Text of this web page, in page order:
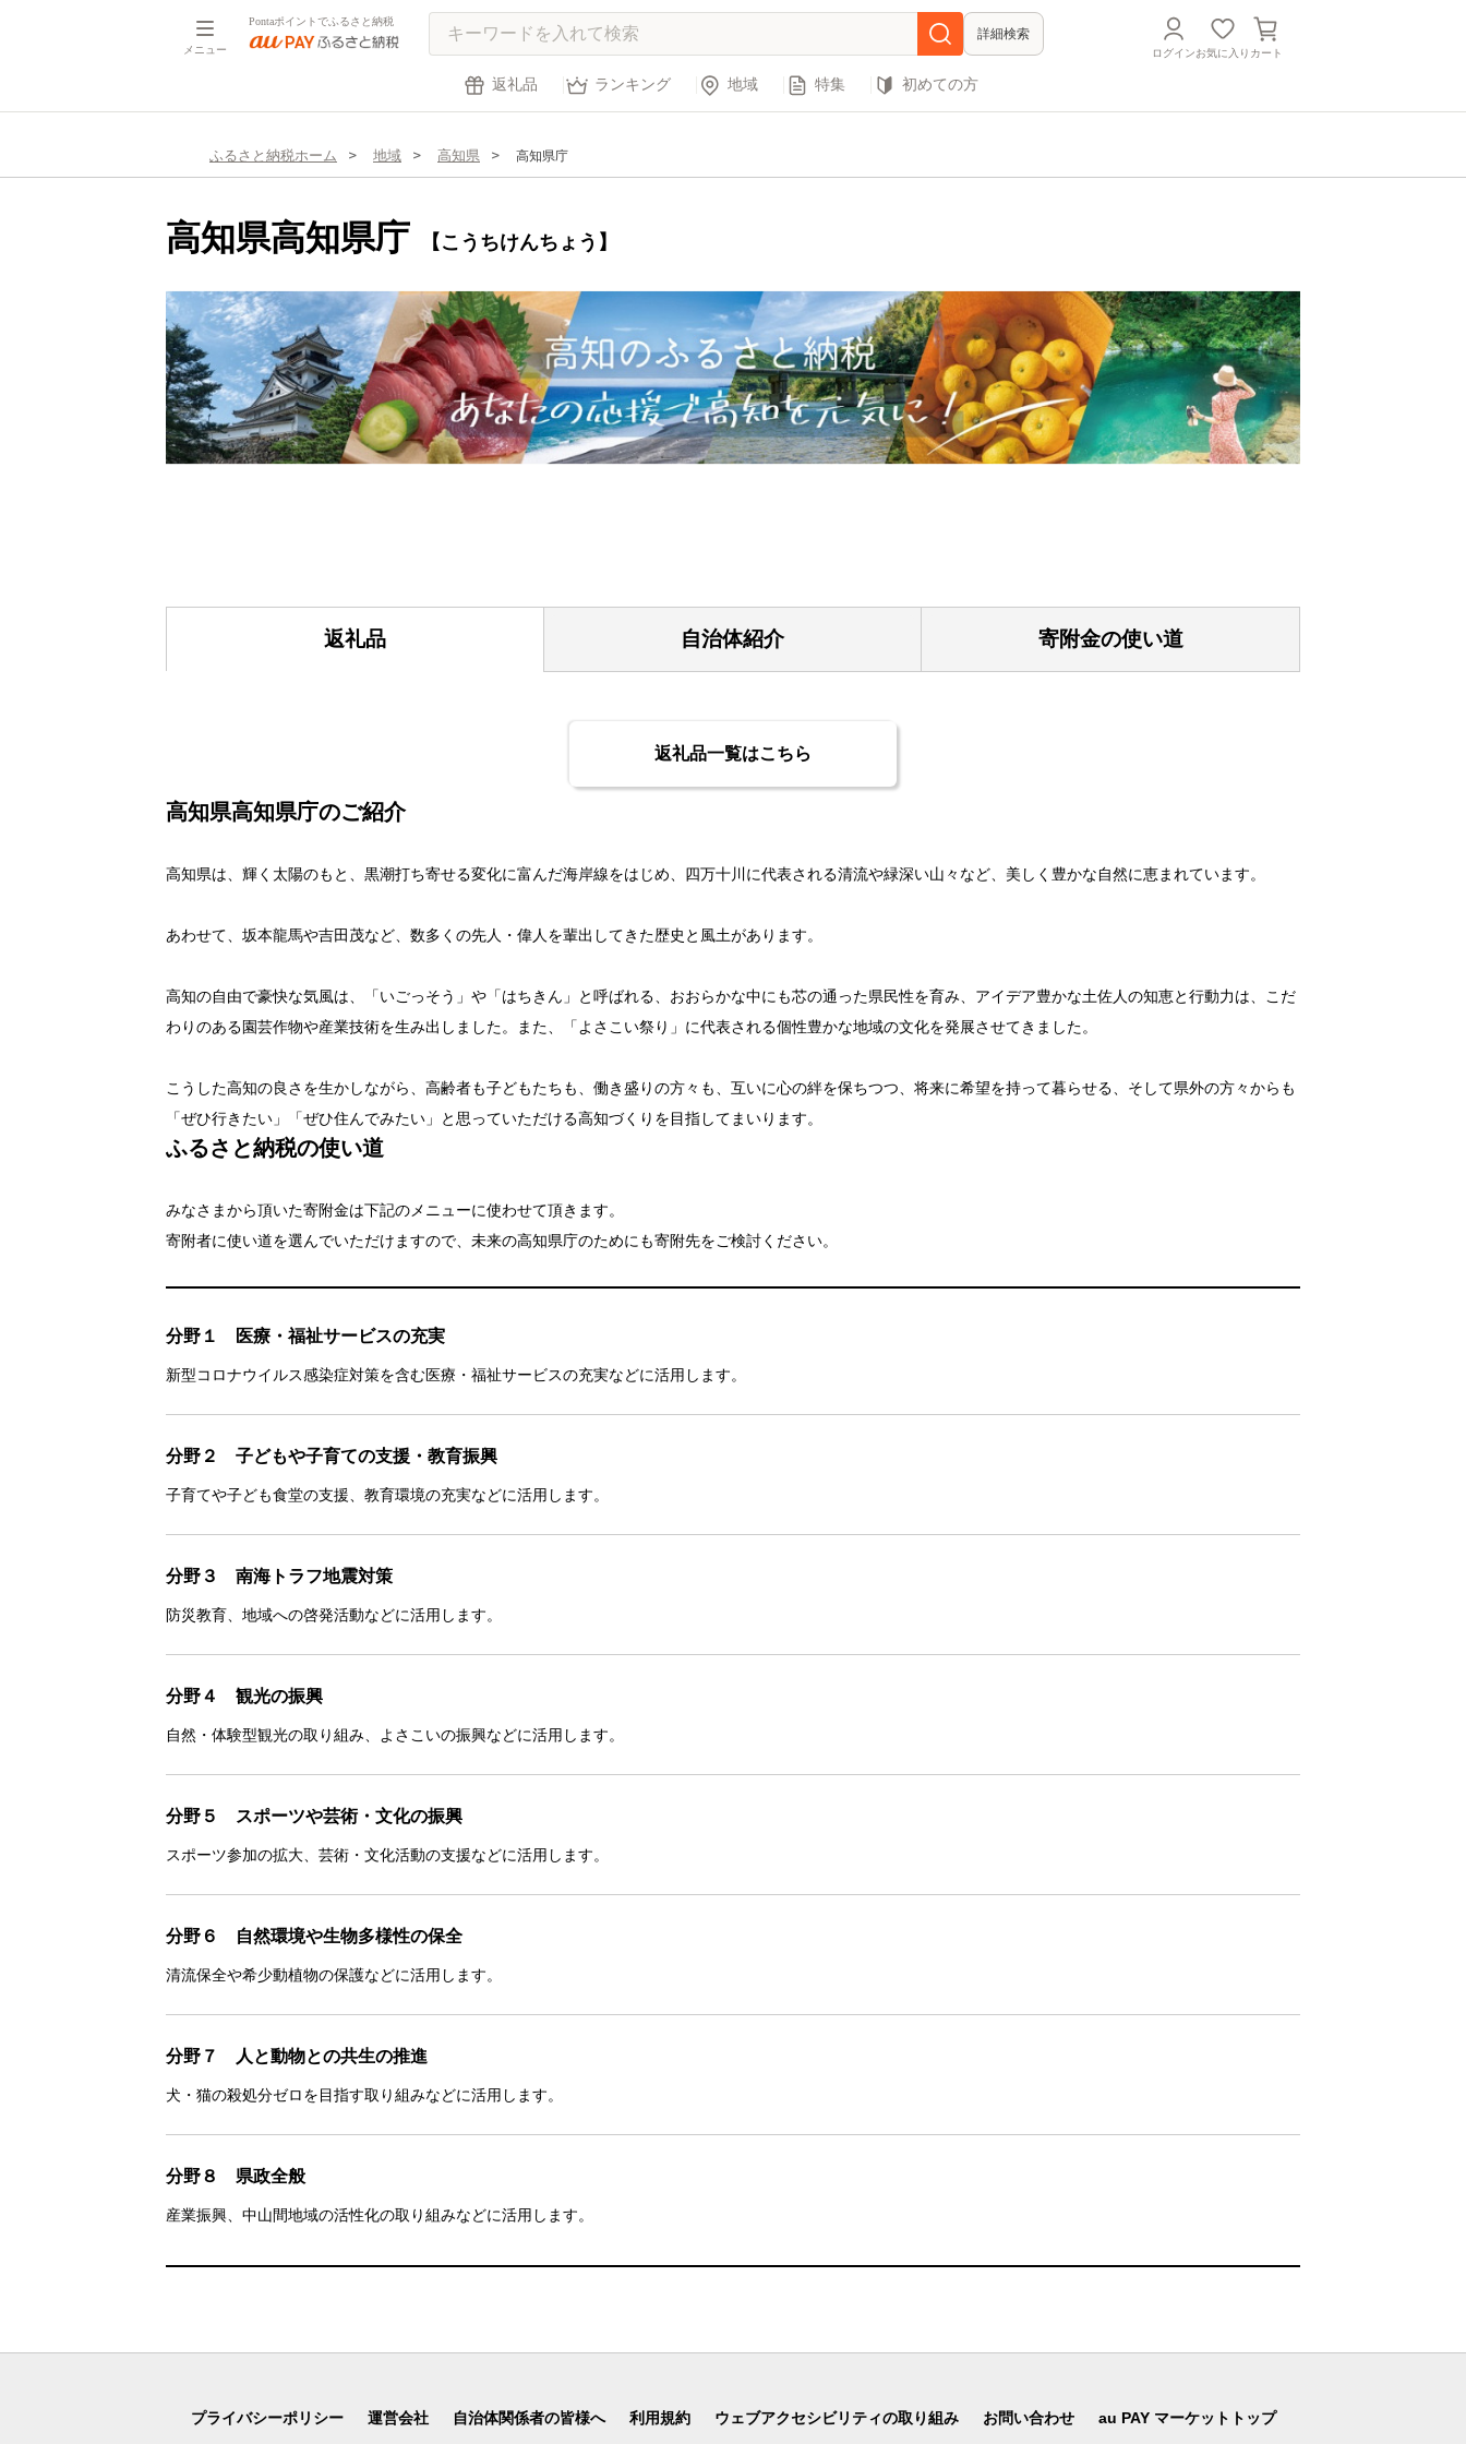
メニュー
Pontaポイントでふるさと納税
詳細検索
ログインお気に入り カート
返礼品 ランキング 地域 特集 初めての方
ふるさと納税ホーム 地域 高知県 高知県庁
高知県高知県庁 【こうちけんちょう】
返礼品 自治体紹介 寄附金の使い道
返礼品一覧はこちら
高知県高知県庁のご紹介
高知県は、輝く太陽のもと、黒潮打ち寄せる変化に富んだ海岸線をはじめ、四万十川に代表される清流や緑深い山々など、美しく豊かな自然に恵まれています。
あわせて、坂本龍馬や吉田茂など、数多くの先人・偉人を輩出してきた歴史と風土があります。
高知の自由で豪快な気風は、「いごっそう」や「はちきん」と呼ばれる、おおらかな中にも芯の通った県民性を育み、アイデア豊かな土佐人の知恵と行動力は、こだ
わりのある園芸作物や産業技術を生み出しました。また、「よさこい祭り」に代表される個性豊かな地域の文化を発展させてきました。
こうした高知の良さを生かしながら、高齢者も子どもたちも、働き盛りの方々も、互いに心の絆を保ちつつ、将来に希望を持って暮らせる、そして県外の方々からも
「ぜひ行きたい」「ぜひ住んでみたい」と思っていただける高知づくりを目指してまいります。
ふるさと納税の使い道
みなさまから頂いた寄附金は下記のメニューに使わせて頂きます。
寄附者に使い道を選んでいただけますので、未来の高知県庁のためにも寄附先をご検討ください。
分野１ 医療・福祉サービスの充実
新型コロナウイルス感染症対策を含む医療・福祉サービスの充実などに活用します。
分野２ 子どもや子育ての支援・教育振興
子育てや子ども食堂の支援、教育環境の充実などに活用します。
分野３ 南海トラフ地震対策
防災教育、地域への啓発活動などに活用します。
分野４ 観光の振興
自然・体験型観光の取り組み、よさこいの振興などに活用します。
分野５ スポーツや芸術・文化の振興
スポーツ参加の拡大、芸術・文化活動の支援などに活用します。
分野６ 自然環境や生物多様性の保全
清流保全や希少動植物の保護などに活用します。
分野７ 人と動物との共生の推進
犬・猫の殺処分ゼロを目指す取り組みなどに活用します。
分野８ 県政全般
産業振興、中山間地域の活性化の取り組みなどに活用します。
プライバシーポリシー 運営会社 自治体関係者の皆様へ 利用規約 ウェブアクセシビリティの取り組み お問い合わせ au PAY マーケットトップ